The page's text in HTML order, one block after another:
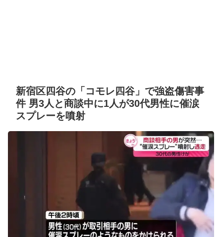
新宿区四谷の「コモレ四谷」で強盗傷害事
件 男3人と商談中に1人が30代男性に催涙
スプレーを噴射